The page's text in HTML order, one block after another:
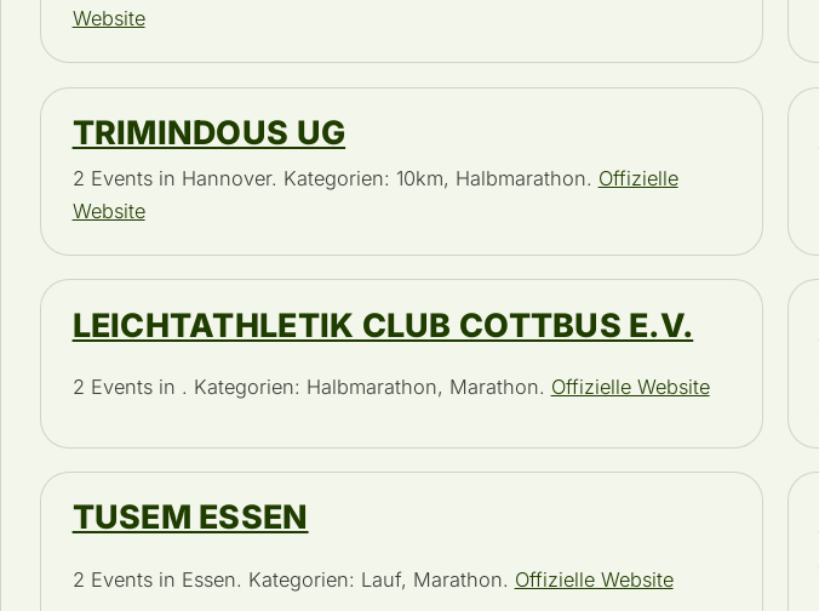
Website
TRIMINDOUS UG
2 Events in Hannover. Kategorien: 10km, Halbmarathon. Offizielle
Website
LEICHTATHLETIK CLUB COTTBUS E.V.
2 Events in . Kategorien: Halbmarathon, Marathon. Offizielle Website
TUSEM ESSEN
2 Events in Essen. Kategorien: Lauf, Marathon. Offizielle Website